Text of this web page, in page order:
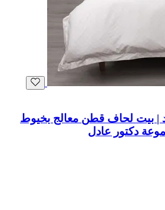
| بيت لحاف قطن معالج بخيوط